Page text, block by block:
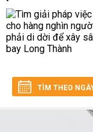
TÌM THEO